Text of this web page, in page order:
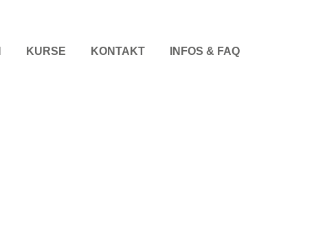
KURSE KONTAKT INFOS & FAQ